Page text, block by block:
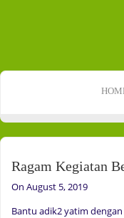
Ragam Kegiatan
On August 5, 2019
Bantu adik2 yatim dengan